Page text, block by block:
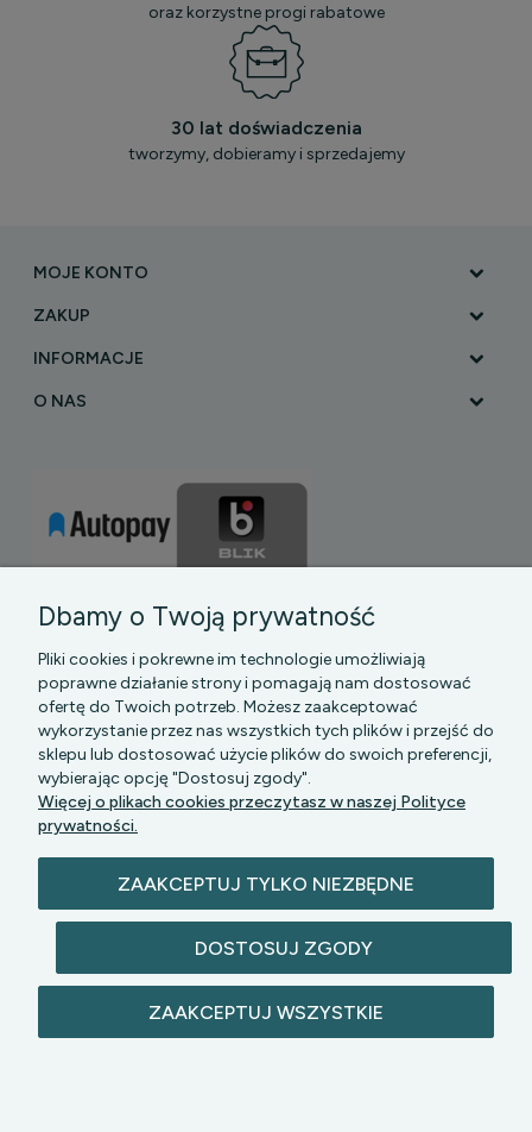
oraz korzystne progi rabatowe
30 lat doświadczenia
tworzymy, dobieramy i sprzedajemy
MOJE KONTO
ZAKUP
INFORMACJE
O NAS
PGK MAZOWSZE SP Z O.O.|| Bartycka 24-210B,
00-716 WARSZAWA, woj. mazowieckie || NIP:
zastrzeżone.
Dbamy o Twoją prywatność
Pliki cookies i pokrewne im technologie umożliwiają
poprawne działanie strony i pomagają nam dostosować
ofertę do Twoich potrzeb. Możesz zaakceptować
wykorzystanie przez nas wszystkich tych plików i przejść do
sklepu lub dostosować użycie plików do swoich preferencji,
wybierając opcję "Dostosuj zgody".
Więcej o plikach cookies przeczytasz w naszej Polityce
prywatności.
ZAAKCEPTUJ TYLKO NIEZBĘDNE
DOSTOSUJ ZGODY
ZAAKCEPTUJ WSZYSTKIE